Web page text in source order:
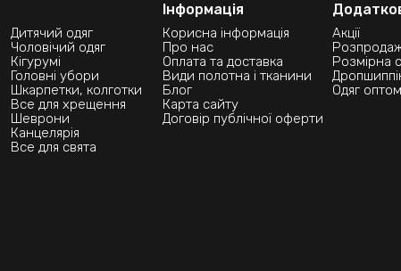
Дитячий одяг
Чоловічий одяг
Кігурумі
Головні убори
Шкарпетки, колготки
Все для хрещення
Шеврони
Канцелярія
Все для свята
Інформація
Корисна інформація
Про нас
Оплата та доставка
Види полотна і тканини
Блог
Карта сайту
Договір публічної оферти
Акції
Розмірна
Одяг оптом